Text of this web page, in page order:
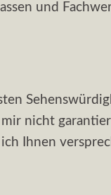
und
nicht
Ihnen